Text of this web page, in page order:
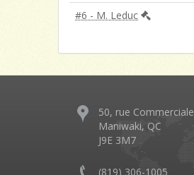
#6 - M. Leduc
50, rue Commerciale
Maniwaki, QC
J9E 3M7
(819) 306-1005